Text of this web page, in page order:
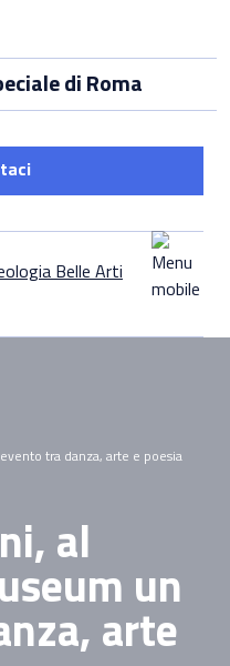
di Roma
tra danza, arte e poesia
al
un
arte